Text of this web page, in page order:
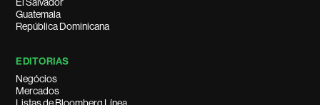
Guatemala
República Dominicana
EDITORIAS
Negócios
Mercados